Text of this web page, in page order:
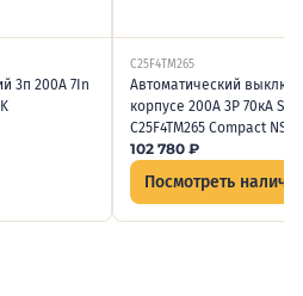
3п 200А 7In
C25F4TM265
Автоматический
корпусе 200А 3P 70кА
C25F4TM265 Сompact NSX
102 780 ₽
Посмотреть